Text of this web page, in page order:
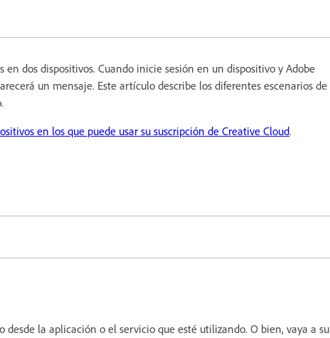
dos dispositivos. Cuando inicie sesión en un dispositivo y Adobe
un mensaje. Este artículo describe los diferentes escenarios de
en los que puede usar su suscripción de Creative Cloud.
la aplicación o el servicio que esté utilizando. O bien, vaya a su